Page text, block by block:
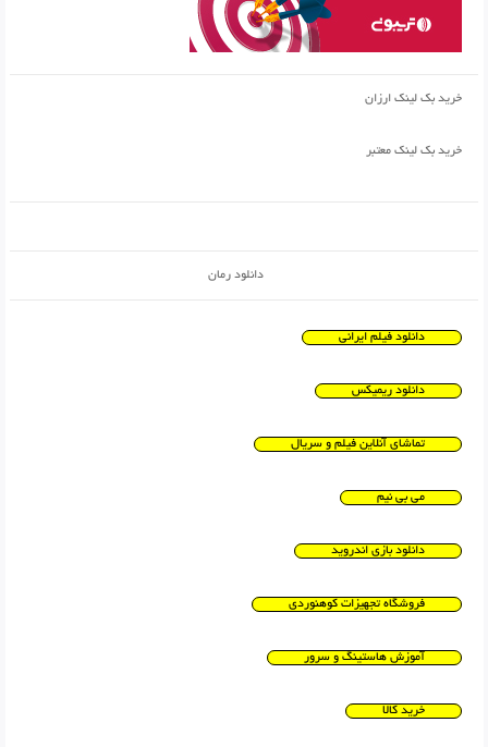
خرید بک لینک ارزان
خرید بک لینک معتبر
دانلود رمان
دانلود فیلم ایرانی
دانلود ریمیکس
تماشای آنلاین فیلم و سریال
می بی نیم
دانلود بازی اندروید
فروشگاه تجهیزات کوهنوردی
آموزش هاستینگ و سرور
خرید کالا